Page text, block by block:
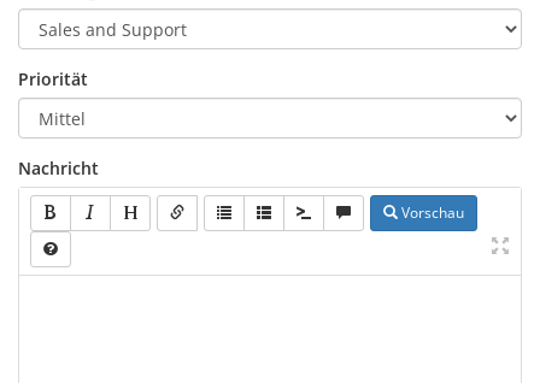
Priorität
Nachricht
Vorschau